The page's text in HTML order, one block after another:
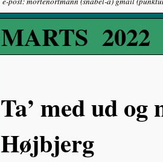
MARTS 2022
Ta’ med ud
Højbjerg